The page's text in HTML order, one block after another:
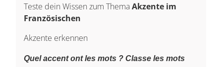
Teste dein Wissen zum ThemaAkzente im
Französischen
Akzente erkennen
Quel accent ont les mots ? Classe les mots